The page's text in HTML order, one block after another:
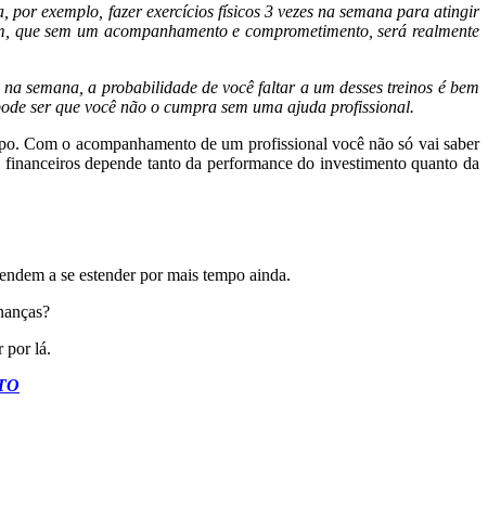
por exemplo, fazer exercícios físicos 3 vezes na semana para atingir
sem um acompanhamento e comprometimento, será realmente
semana, a probabilidade de você faltar a um desses treinos é bem
ser que você não o cumpra sem uma ajuda profissional.
Com o acompanhamento de um profissional você não só vai saber
depende tanto da performance do investimento quanto da
a se estender por mais tempo ainda.
por lá.